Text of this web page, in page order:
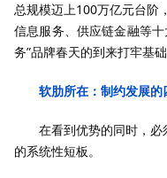
总规模迈上100万亿元台阶
信息服务、供应链金融等
务”品牌春天的到来打牢基础
软肋所在：制约发展的
在看到优势的同时，必
的系统性短板。